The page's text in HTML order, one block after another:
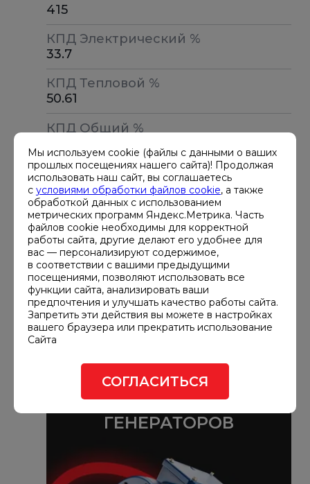
415
КПД Электрический %
33.7
КПД Тепловой %
50.61
КПД Общий %
Стандартная гарантия производителей дизель-
генераторов составляет 12 месяцев или 500
моточасов (в случае постоянного режима работы).
Вам также доступна возможность продления
гарантийной поддержки Хайтед, вплоть до 5 лет.
Подобное расширение гарантии рассчитывается
индивидуально, исходя из задач, особенностей
эксплуатации и обслуживания генераторной
установки.
Запчасти Генераторы
ЗАПЧАСТИ ДЛЯ
ГЕНЕРАТОРОВ
Мы используем cookie (файлы с данными о ваших
прошлых посещениях нашего сайта)! Продолжая
использовать наш сайт, вы соглашаетесь
с условиями обработки файлов cookie, а также
обработкой данных с использованием
метрических программ Яндекс.Метрика. Часть
файлов cookie необходимы для корректной
работы сайта, другие делают его удобнее для
вас — персонализируют содержимое,
в соответствии с вашими предыдущими
посещениями, позволяют использовать все
функции сайта, анализировать ваши
предпочтения и улучшать качество работы сайта.
Запретить эти действия вы можете в настройках
вашего браузера или прекратить использование
Сайта
СОГЛАСИТЬСЯ